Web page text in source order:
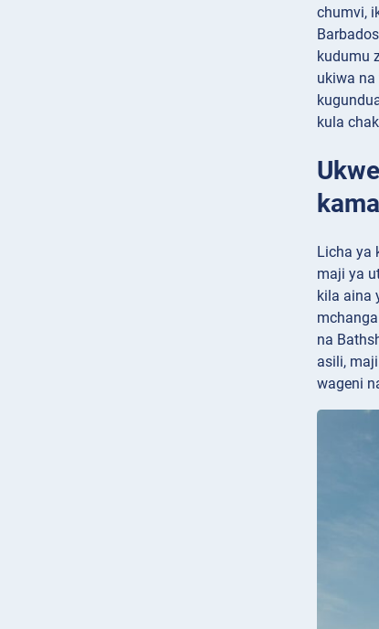
chumvi,
kudumu
ukiwa
kula
Licha ya
maji ya
kila aina
na
asili,
wageni